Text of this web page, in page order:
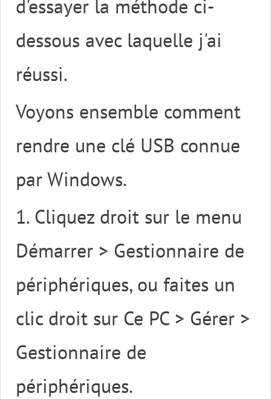
d'essayer la méthode ci-
dessous avec laquelle j'ai
réussi.
Voyons ensemble comment
rendre une clé USB connue
par Windows.
1. Cliquez droit sur le menu
Démarrer > Gestionnaire de
périphériques, ou faites un
clic droit sur Ce PC > Gérer >
Gestionnaire de
périphériques.